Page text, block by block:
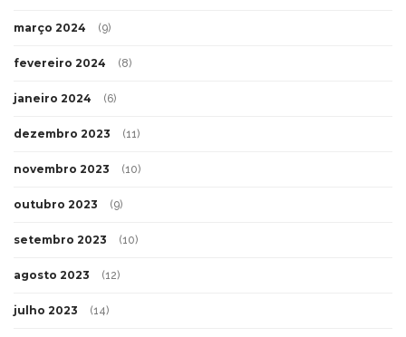
março 2024 (9)
fevereiro 2024 (8)
janeiro 2024 (6)
dezembro 2023 (11)
novembro 2023 (10)
outubro 2023 (9)
setembro 2023 (10)
agosto 2023 (12)
julho 2023 (14)